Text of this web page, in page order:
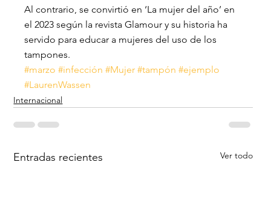
Al contrario, se convirtió en ‘La mujer del año’ en
el 2023 según la revista Glamour y su historia ha
servido para educar a mujeres del uso de los
tampones.
#marzo #infección #Mujer #tampón #ejemplo
#LaurenWassen
Internacional
Entradas recientes Ver todo